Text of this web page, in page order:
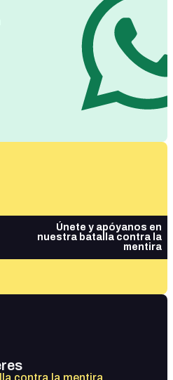
Únete y apóyanos en
nuestra batalla contra la
mentira
contra la mentira